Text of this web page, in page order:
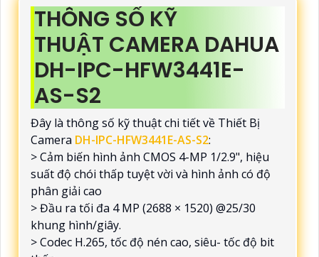
THÔNG SỐ KỸ
THUẬT CAMERA DAHUA
DH-IPC-HFW3441E-
AS-S2
Đây là thông số kỹ thuật chi tiết về Thiết Bị
Camera DH-IPC-HFW3441E-AS-S2:
> Cảm biến hình ảnh CMOS 4-MP 1/2.9", hiệu
suất độ chói thấp tuyệt vời và hình ảnh có độ
phân giải cao
> Đầu ra tối đa 4 MP (2688 × 1520) @25/30
khung hình/giây.
> Codec H.265, tốc độ nén cao, siêu- tốc độ bit